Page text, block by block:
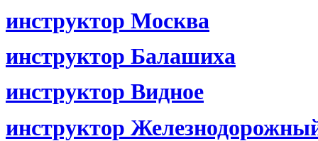
инструктор Москва
инструктор Балашиха
инструктор Видное
инструктор